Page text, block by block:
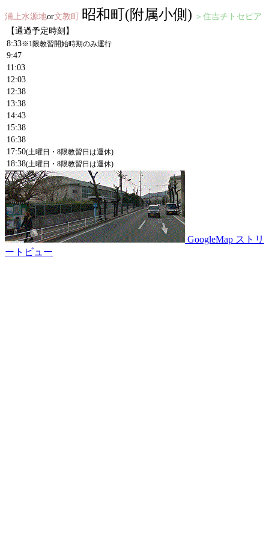
浦上水源地or文教町 昭和町(附属小側) ＞住吉チトセピア
【通過予定時刻】
8:33※1限教習開始時期のみ運行
9:47
11:03
12:03
12:38
13:38
14:43
15:38
16:38
17:50(土曜日・8限教習日は運休)
18:38(土曜日・8限教習日は運休)
GoogleMap ストリ
ートビュー